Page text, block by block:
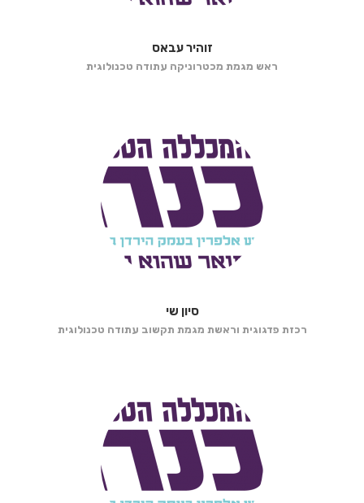
זוהיר עבאס
ראש מגמת מכטרוניקה עתודה טכנולוגית
סיון שי
רכזת פדגוגית וראשת מגמת תקשוב עתודה טכנולוגית